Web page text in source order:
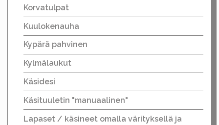
Korvatulpat
Kuulokenauha
Kypärä pahvinen
Kylmälaukut
Käsidesi
Käsituuletin "manuaalinen"
Lapaset / käsineet omalla värityksellä ja